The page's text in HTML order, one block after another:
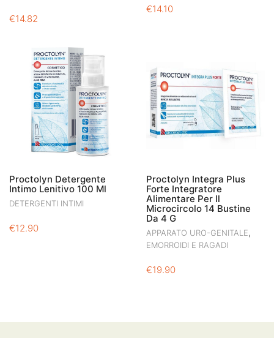
€14.82
€14.10
Proctolyn Detergente
Intimo Lenitivo 100 Ml
DETERGENTI INTIMI
€12.90
Proctolyn Integra Plus
Forte Integratore
Alimentare Per Il
Microcircolo 14 Bustine
Da 4 G
APPARATO URO-GENITALE,
EMORROIDI E RAGADI
€19.90